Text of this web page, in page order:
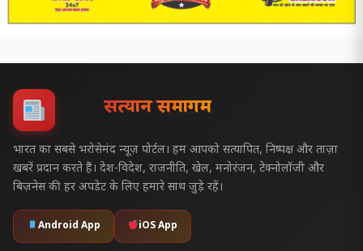
सत्यज्ञान समागम
भारत का सबसे भरोसेमंद न्यूज़ पोर्टल। हम आपको सत्यापित, निष्पक्ष और ताज़ा
खबरें प्रदान करते हैं। देश-विदेश, राजनीति, खेल, मनोरंजन, टेक्नोलॉजी और
बिज़नेस की हर अपडेट के लिए हमारे साथ जुड़े रहें।
Android App iOS App